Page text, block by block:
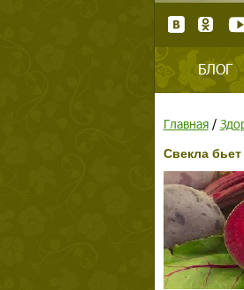
БЛОГ
Главная/
Свекла